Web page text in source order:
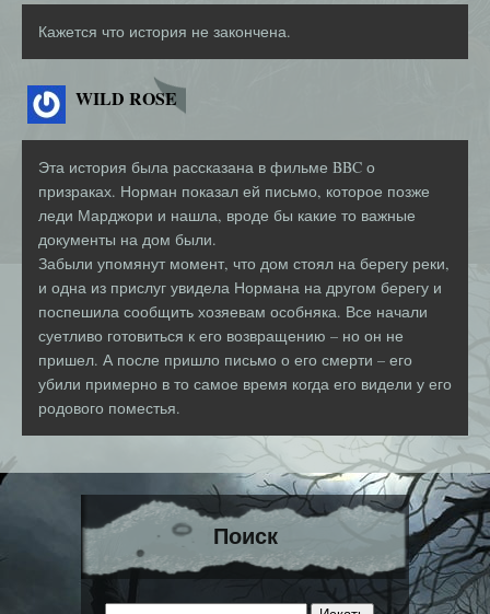
Кажется что история не закончена.
WILD ROSE
Эта история была рассказана в фильме BBC о
призраках. Норман показал ей письмо, которое позже
леди Марджори и нашла, вроде бы какие то важные
документы на дом были.
Забыли упомянут момент, что дом стоял на берегу реки,
и одна из прислуг увидела Нормана на другом берегу и
поспешила сообщить хозяевам особняка. Все начали
суетливо готовиться к его возвращению – но он не
пришел. А после пришло письмо о его смерти – его
убили примерно в то самое время когда его видели у его
родового поместья.
Поиск